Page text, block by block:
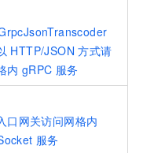
HTTP/JSON 方式请
内 gRPC 服务
口网关访问网格内
服务